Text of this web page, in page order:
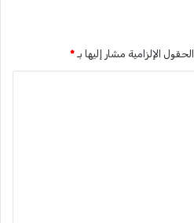
الحقول الإلزامية مشار إليها بـ *